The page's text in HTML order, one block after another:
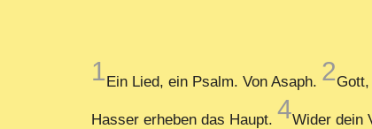
1Ein Lied, ein Psalm. Von Asaph. 2
Hasser erheben das Haupt. 4Wider dein